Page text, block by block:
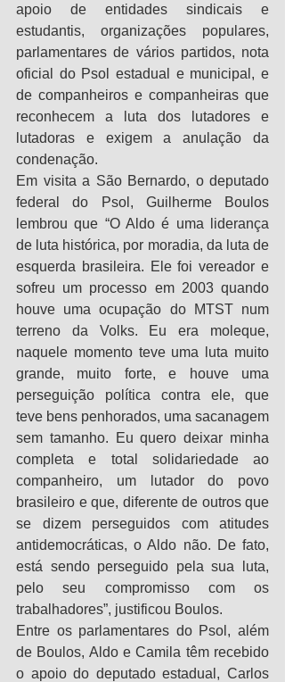
apoio de entidades sindicais e
estudantis, organizações populares,
parlamentares de vários partidos, nota
oficial do Psol estadual e municipal, e
de companheiros e companheiras que
reconhecem a luta dos lutadores e
lutadoras e exigem a anulação da
condenação.
Em visita a São Bernardo, o deputado
federal do Psol, Guilherme Boulos
lembrou que “O Aldo é uma liderança
de luta histórica, por moradia, da luta de
esquerda brasileira. Ele foi vereador e
sofreu um processo em 2003 quando
houve uma ocupação do MTST num
terreno da Volks. Eu era moleque,
naquele momento teve uma luta muito
grande, muito forte, e houve uma
perseguição política contra ele, que
teve bens penhorados, uma sacanagem
sem tamanho. Eu quero deixar minha
completa e total solidariedade ao
companheiro, um lutador do povo
brasileiro e que, diferente de outros que
se dizem perseguidos com atitudes
antidemocráticas, o Aldo não. De fato,
está sendo perseguido pela sua luta,
pelo seu compromisso com os
trabalhadores”, justificou Boulos.
Entre os parlamentares do Psol, além
de Boulos, Aldo e Camila têm recebido
o apoio do deputado estadual, Carlos